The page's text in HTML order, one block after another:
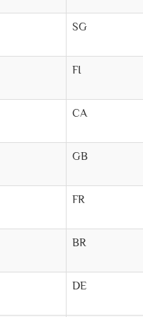
SG
FI
CA
GB
FR
BR
DE